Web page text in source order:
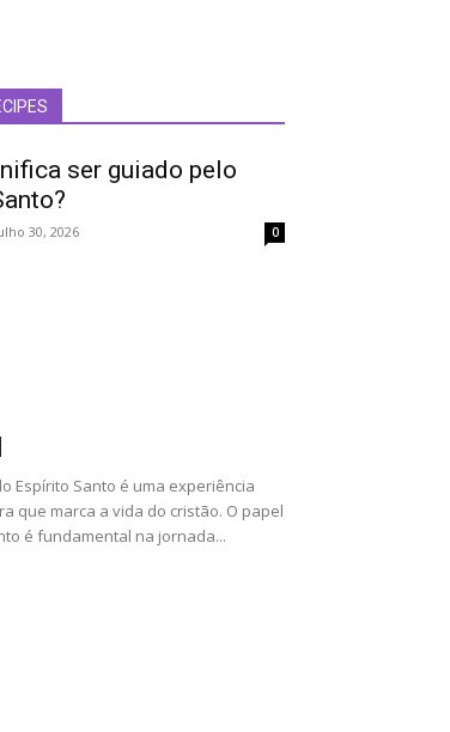
ser guiado pelo
30, 2026 0
Espírito Santo é uma experiência
que marca a vida do cristão. O papel
é fundamental na jornada...